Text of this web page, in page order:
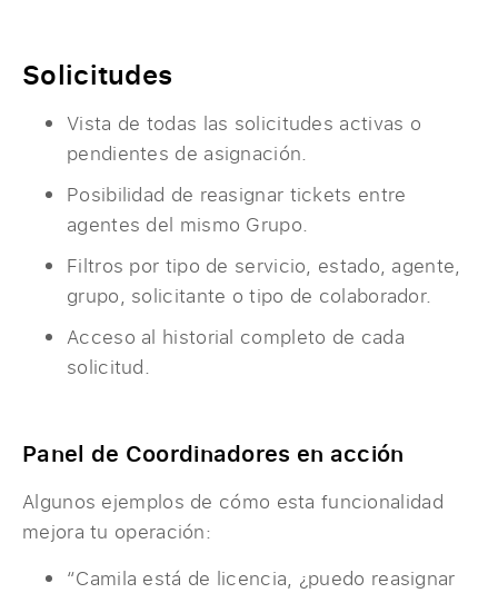
Solicitudes
Vista de todas las solicitudes activas o
pendientes de asignación.
Posibilidad de reasignar tickets entre
agentes del mismo Grupo.
Filtros por tipo de servicio, estado, agente,
grupo, solicitante o tipo de colaborador.
Acceso al historial completo de cada
solicitud.
Panel de Coordinadores en acción
Algunos ejemplos de cómo esta funcionalidad
mejora tu operación:
“Camila está de licencia, ¿puedo reasignar